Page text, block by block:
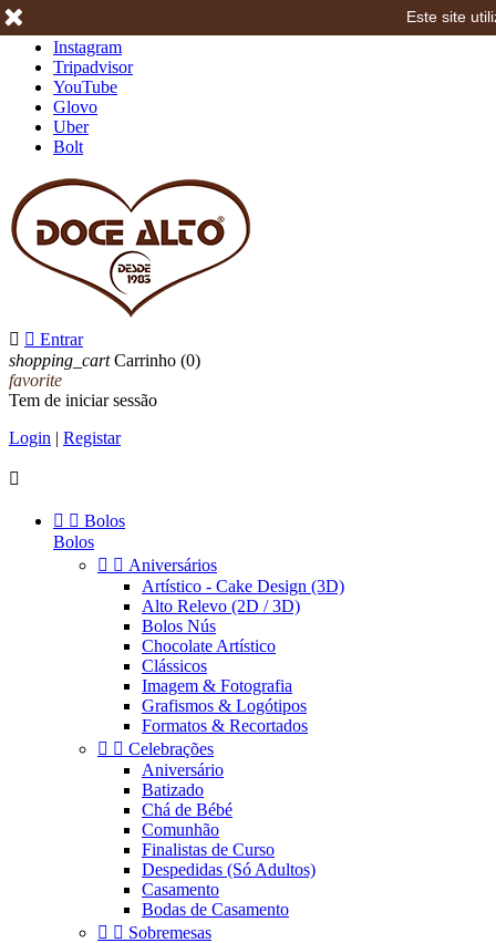
Instagram
Tripadvisor
YouTube
Glovo
Uber
Bolt
  Entrar
shopping_cart Carrinho (0)
favorite
Tem de iniciar sessão
Login | Registar

  Bolos
Bolos
  Aniversários
Artístico - Cake Design (3D)
Alto Relevo (2D / 3D)
Bolos Nús
Chocolate Artístico
Clássicos
Imagem & Fotografia
Grafismos & Logótipos
Formatos & Recortados
  Celebrações
Aniversário
Batizado
Chá de Bébé
Comunhão
Finalistas de Curso
Despedidas (Só Adultos)
Casamento
Bodas de Casamento
  Sobremesas
Este site